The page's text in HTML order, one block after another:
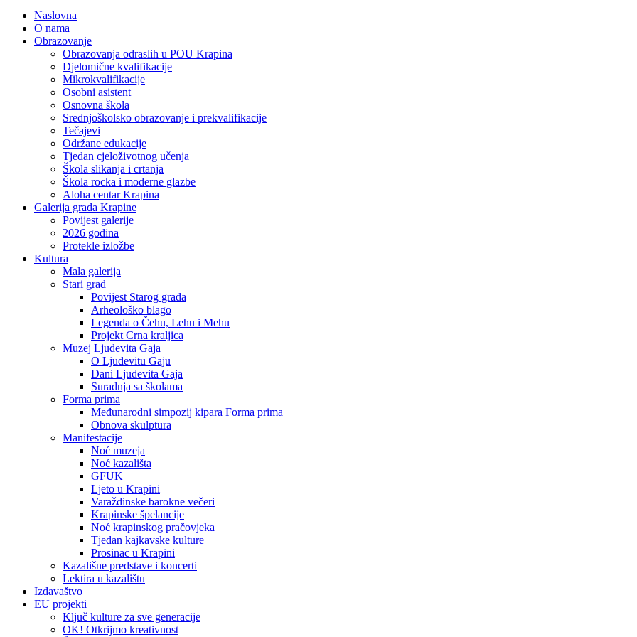
Naslovna
O nama
Obrazovanje
Obrazovanja odraslih u POU Krapina
Djelomične kvalifikacije
Mikrokvalifikacije
Osobni asistent
Osnovna škola
Srednjoškolsko obrazovanje i prekvalifikacije
Tečajevi
Održane edukacije
Tjedan cjeloživotnog učenja
Škola slikanja i crtanja
Škola rocka i moderne glazbe
Aloha centar Krapina
Galerija grada Krapine
Povijest galerije
2026 godina
Protekle izložbe
Kultura
Mala galerija
Stari grad
Povijest Starog grada
Arheološko blago
Legenda o Čehu, Lehu i Mehu
Projekt Crna kraljica
Muzej Ljudevita Gaja
O Ljudevitu Gaju
Dani Ljudevita Gaja
Suradnja sa školama
Forma prima
Međunarodni simpozij kipara Forma prima
Obnova skulptura
Manifestacije
Noć muzeja
Noć kazališta
GFUK
Ljeto u Krapini
Varaždinske barokne večeri
Krapinske špelancije
Noć krapinskog pračovjeka
Tjedan kajkavske kulture
Prosinac u Krapini
Kazališne predstave i koncerti
Lektira u kazalištu
Izdavaštvo
EU projekti
Ključ kulture za sve generacije
OK! Otkrijmo kreativnost